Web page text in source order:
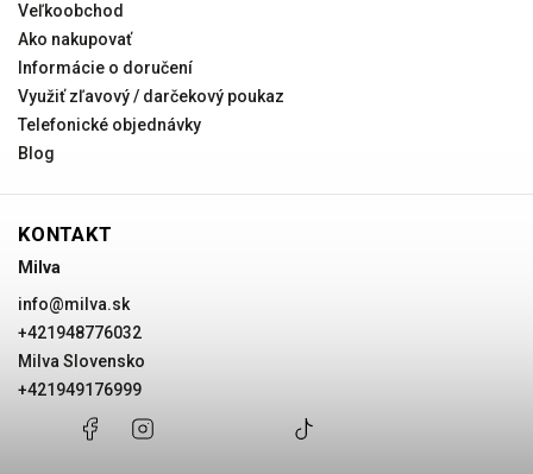
Veľkoobchod
Ako nakupovať
Informácie o doručení
Využiť zľavový / darčekový poukaz
Telefonické objednávky
Blog
KONTAKT
Milva
info@milva.sk
+421948776032
Milva Slovensko
+421949176999
+421948776032
Facebook
Slovensko
+421949176999